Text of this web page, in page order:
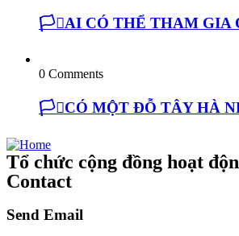
🏳️‍⚧️AI CÓ THỂ THAM GIA
0 Comments
🏳️‍⚧️CÓ MỘT ĐỖ TÂY HÀ
Tổ chức cộng đồng hoạt
Contact
Send Email